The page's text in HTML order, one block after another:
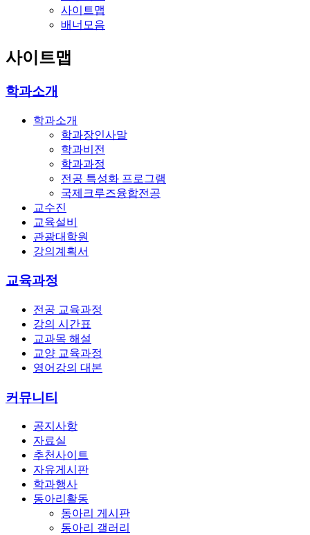
사이트맵
배너모음
사이트맵
학과소개
학과소개
학과장인사말
학과비전
학과과정
전공 특성화 프로그램
국제크루즈융합전공
교수진
교육설비
관광대학원
강의계획서
교육과정
전공 교육과정
강의 시간표
교과목 해설
교양 교육과정
영어강의 대본
커뮤니티
공지사항
자료실
추천사이트
자유게시판
학과행사
동아리활동
동아리 게시판
동아리 갤러리